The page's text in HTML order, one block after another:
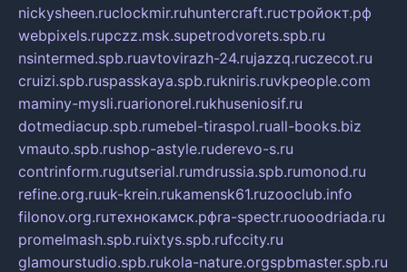
nickysheen.ruclockmir.ruhuntercraft.ruстройокт.рф
webpixels.rupczz.msk.supetrodvorets.spb.ru
nsintermed.spb.ruavtovirazh-24.rujazzq.ruczecot.ru
cruizi.spb.ruspasskaya.spb.rukniris.ruvkpeople.com
maminy-mysli.ruarionorel.rukhuseniosif.ru
dotmediacup.spb.rumebel-tiraspol.ruall-books.biz
vmauto.spb.rushop-astyle.ruderevo-s.ru
contrinform.rugutserial.rumdrussia.spb.rumonod.ru
refine.org.ruuk-krein.rukamensk61.ruzooclub.info
filonov.org.ruтехнокамск.рфra-spectr.ruooodriada.ru
promelmash.spb.ruixtys.spb.rufccity.ru
glamourstudio.spb.rukola-nature.orgspbmaster.spb.ru